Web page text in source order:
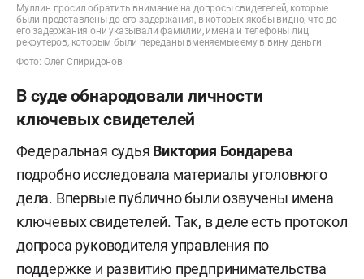
района.
В банк были предоставлены заведомо ложные
документы об исполнении Ахатовым
обязательств, также ему было поручено снять
наличные деньги в размере 65 млн рублей с
рублей. А в акты выполненных работ внесли
ложные сведения о привлечении не менее 158
граждан, считает следствие. После чего не
менее 24,7 млн рублей было похищено, ущерб
причинен бюджету Нижнекамского района.
Муллин просил обратить внимание на допросы свидетелей, которые
были представлены до его задержания, в которых якобы видно, что до
его задержания они указывали фамилии, имена и телефоны лиц
рекрутеров, которым были переданы вменяемые ему в вину деньги
Фото: Олег Спиридонов
В суде обнародовали личности
ключевых свидетелей
Федеральная судья Виктория Бондарева
подробно исследовала материалы уголовного
дела. Впервые публично были озвучены имена
ключевых свидетелей. Так, в деле есть протокол
допроса руководителя управления по
поддержке и развитию предпринимательства